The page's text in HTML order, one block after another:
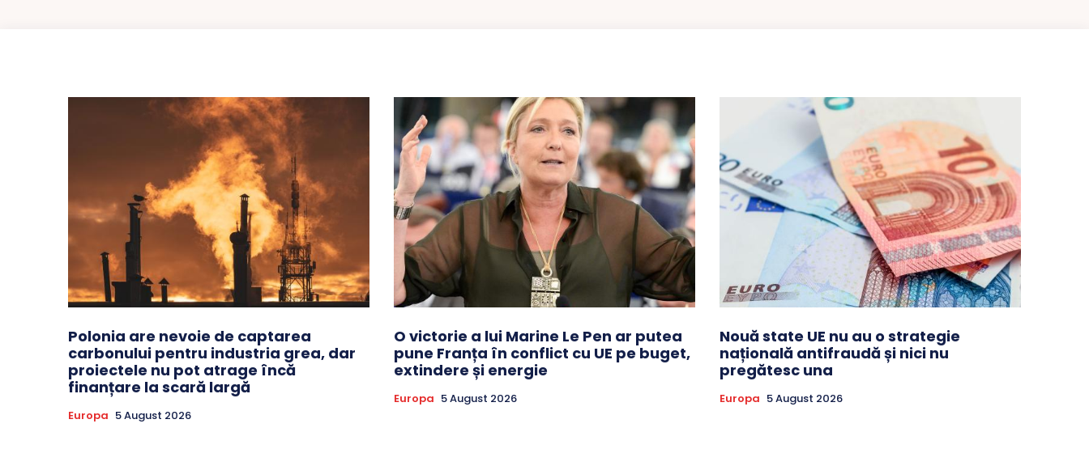
Polonia are nevoie de captarea
carbonului pentru industria grea, dar
proiectele nu pot atrage încă
finanțare la scară largă
Europa 5 August 2026
O victorie a lui Marine Le Pen ar putea
pune Franța în conflict cu UE pe buget,
extindere și energie
Europa 5 August 2026
Nouă state UE nu au o strategie
națională antifraudă și nici nu
pregătesc una
Europa 5 August 2026